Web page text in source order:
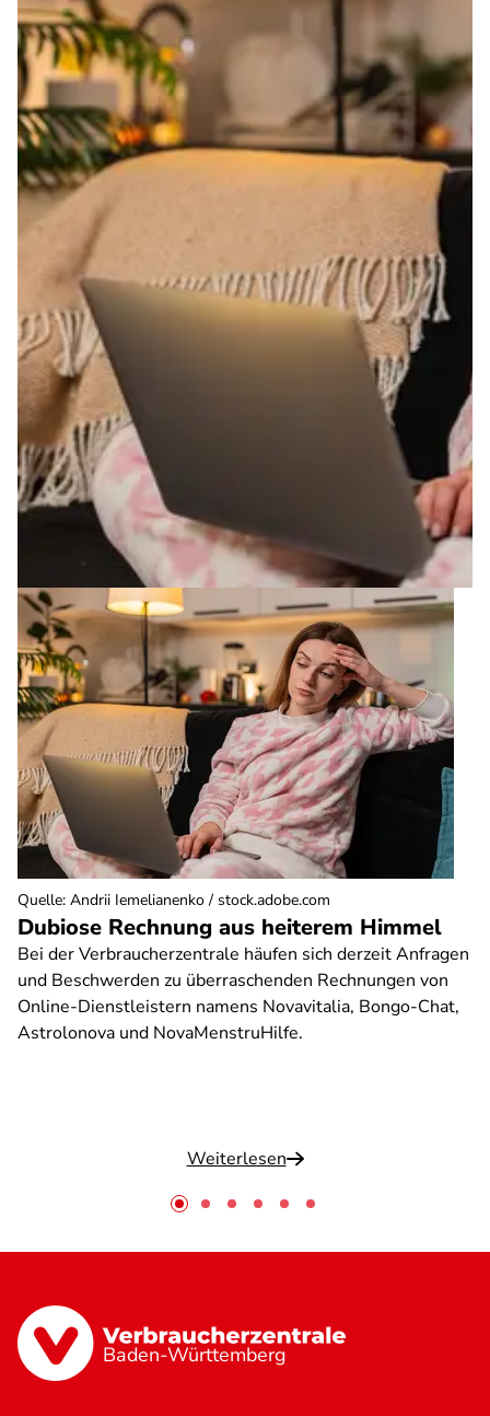
Dubiose Rechnung aus heiterem Himmel
Bei der Verbraucherzentrale häufen sich derzeit Anfragen
und Beschwerden zu überraschenden Rechnungen von
Online-Dienstleistern namens Novavitalia, Bongo-Chat,
Astrolonova und NovaMenstruHilfe.
Weiterlesen
Quelle: Andrii Iemelianenko / stock.adobe.com
Baden-Württemberg